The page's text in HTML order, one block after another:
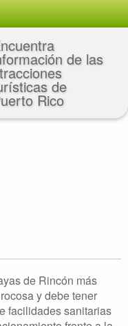
de las
de
Rico
de Rincón más
y debe tener
facilidades sanitarias